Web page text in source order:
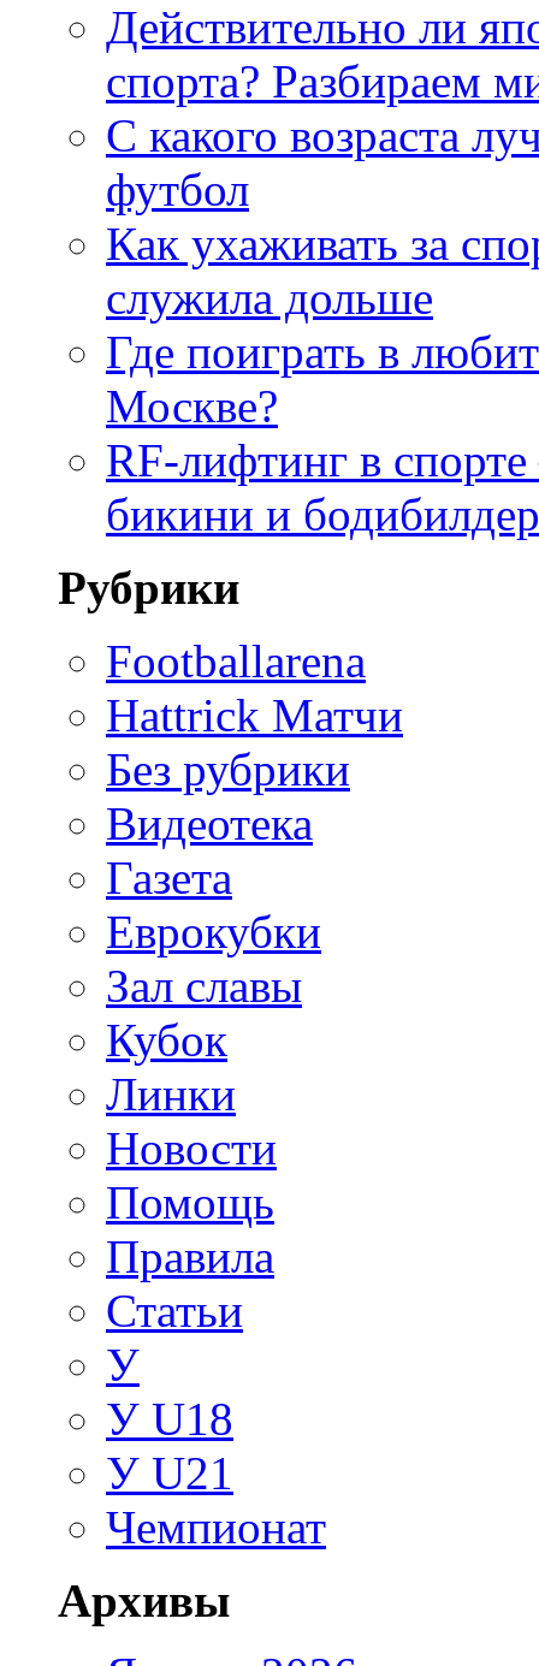
Действительно ли
спорта? Разбираем
С какого возраста
футбол
Как ухаживать за
служила дольше
Где поиграть в
Москве?
RF-лифтинг в
бикини и
Рубрики
Footballarena
Hattrick Матчи
Без рубрики
Видеотека
Газета
Еврокубки
Зал славы
Кубок
Линки
Новости
Помощь
Правила
Статьи
У
У U18
У U21
Чемпионат
Архивы